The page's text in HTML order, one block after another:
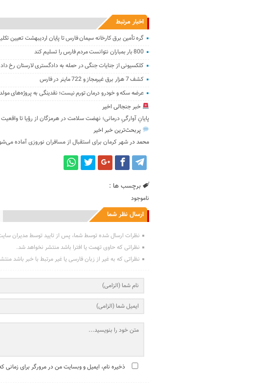
اخبار مرتبط
گره تأمین برق کارخانه سیمان فارس تا پایان اردیبهشت تعیین
800 بار بمباران نتوانست مردم فارس را تسلیم کند
کلکسیونی از جنایات جنگی در حمله به دادگستری لارستان رخ
کشف 7 هزار برق غیرمجاز و 722 ماینر در فارس
عرضه سکه و خودرو درمان تورم نیست؛ نقدینگی به پروژه‌های
خبر جنجالی اخیر
پایانِ آوارگیِ درمانی؛ نهضت سلامت در هرمزگان از رؤیا تا واقعیت
پربحث‌ترین خبر اخیر
محمد درشهر کرمان برای استقبال از مسافران نوروزی آماده
برچسب ها :
ناموجود
ارسال نظر شما
نظرات ارسال شده توسط شما، پس از تایید توسط مدیران
نظراتی که حاوی تهمت یا افترا باشد منتشر نخواهد شد.
نظراتی که به غیر از زبان فارسی یا غیر مرتبط با خبر باشد
ذخیره نام، ایمیل و وبسایت من در مرورگر برای زمانی